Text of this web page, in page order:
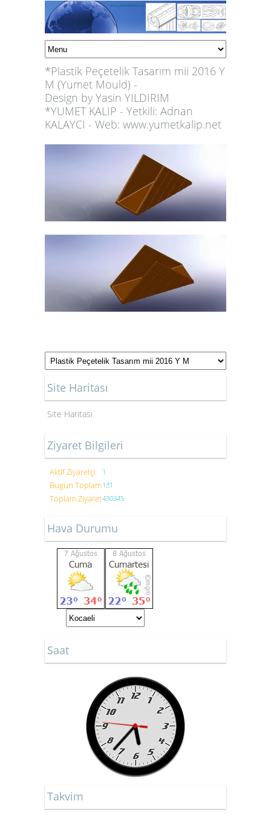
*Plastik Peçetelik Tasarım mii 2016 Y
M (Yumet Mould) -
Design by Yasin YILDIRIM
*YUMET KALIP - Yetkili: Adnan
KALAYCI - Web: www.yumetkalip.net
Site Haritası
Site Haritası
Ziyaret Bilgileri
Aktif Ziyaretçi 1
Bugün Toplam131
Toplam Ziyaret430345
Hava Durumu
Saat
Takvim